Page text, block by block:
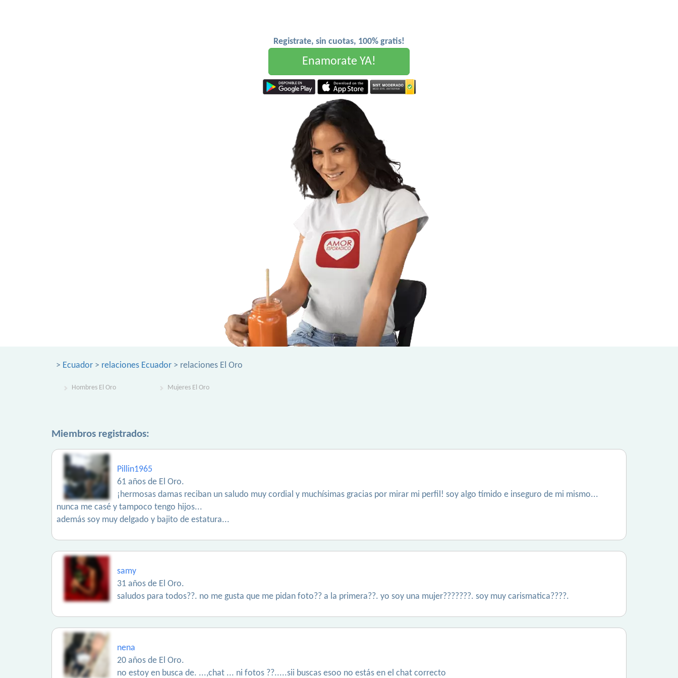
Registrate, sin cuotas, 100% gratis!
Enamorate YA!
> Ecuador > relaciones Ecuador > relaciones El Oro
Hombres El Oro Mujeres El Oro
Miembros registrados:
Pillin1965
61 años de El Oro.
¡hermosas damas reciban un saludo muy cordial y muchísimas gracias por mirar mi perfil! soy algo tímido e inseguro de mi mismo...
nunca me casé y tampoco tengo hijos...
además soy muy delgado y bajito de estatura...
samy
31 años de El Oro.
saludos para todos??. no me gusta que me pidan foto?? a la primera??. yo soy una mujer???????. soy muy carismatica????.
nena
20 años de El Oro.
no estoy en busca de. ...,chat ... ni fotos ??.....sii buscas esoo no estás en el chat correcto